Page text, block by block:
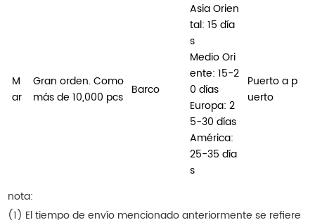
M
ar
Gran orden. Como
más de 10,000 pcs Barco
Asia Orien
tal: 15 día
s
Medio Ori
ente: 15-2
0 días
Europa: 2
5-30 días
América:
25-35 día
s
Puerto a p
uerto
nota:
(1) El tiempo de envío mencionado anteriormente se refiere